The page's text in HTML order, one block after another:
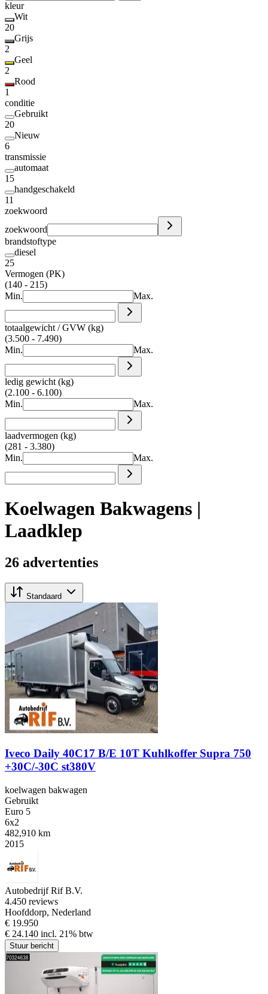
kleur
Wit
20
Grijs
2
Geel
2
Rood
1
conditie
Gebruikt
20
Nieuw
6
transmissie
automaat
15
handgeschakeld
11
zoekwoord
zoekwoord
brandstoftype
diesel
25
Vermogen (PK)
(140 - 215)
Min.
Max.
totaalgewicht / GVW (kg)
(3.500 - 7.490)
Min.
Max.
ledig gewicht (kg)
(2.100 - 6.100)
Min.
Max.
laadvermogen (kg)
(281 - 3.380)
Min.
Max.
Koelwagen Bakwagens |
Laadklep
26 advertenties
Standaard
Iveco Daily 40C17 B/E 10T Kuhlkoffer Supra 750
+30C/-30C st380V
koelwagen bakwagen
Gebruikt
Euro 5
6x2
482,910 km
2015
Autobedrijf Rif B.V.
4.450 reviews
Hoofddorp, Nederland
€ 19.950
€ 24.140 incl. 21% btw
Stuur bericht